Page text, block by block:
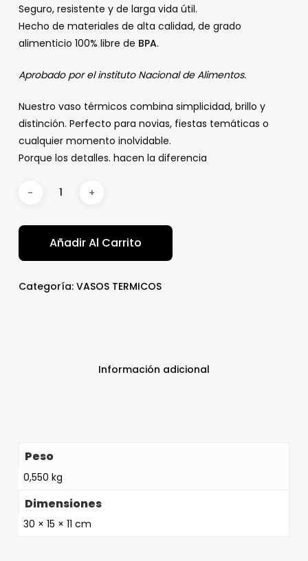
Seguro, resistente y de larga vida útil.
Hecho de materiales de alta calidad, de grado
alimenticio 100% libre de BPA.
Aprobado por el instituto Nacional de Alimentos.
Nuestro vaso térmicos combina simplicidad, brillo y
distinción. Perfecto para novias, fiestas temáticas o
cualquier momento inolvidable.
Porque los detalles. hacen la diferencia
Añadir Al Carrito
Categoría: VASOS TERMICOS
Información adicional
Peso
0,550 kg
Dimensiones
30 × 15 × 11 cm